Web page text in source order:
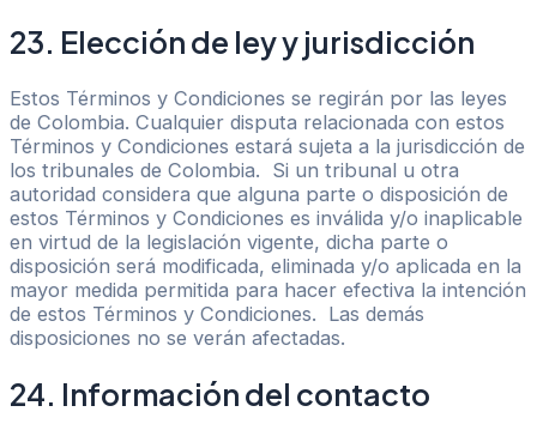
23. Elección de ley y jurisdicción
Estos Términos y Condiciones se regirán por las leyes
de Colombia. Cualquier disputa relacionada con estos
Términos y Condiciones estará sujeta a la jurisdicción de
los tribunales de Colombia. Si un tribunal u otra
autoridad considera que alguna parte o disposición de
estos Términos y Condiciones es inválida y/o inaplicable
en virtud de la legislación vigente, dicha parte o
disposición será modificada, eliminada y/o aplicada en la
mayor medida permitida para hacer efectiva la intención
de estos Términos y Condiciones. Las demás
disposiciones no se verán afectadas.
24. Información del contacto